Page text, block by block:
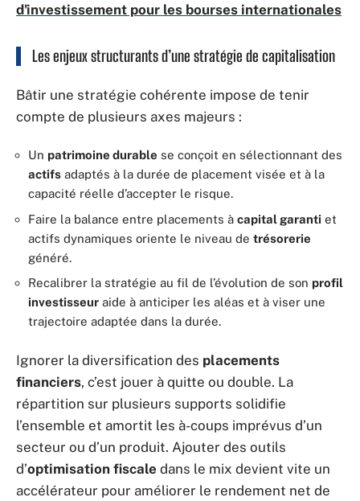
d'investissement pour les bourses internationales
Les enjeux structurants d’une stratégie de capitalisation
Bâtir une stratégie cohérente impose de tenir
compte de plusieurs axes majeurs :
Un patrimoine durable se conçoit en sélectionnant des
actifs adaptés à la durée de placement visée et à la
capacité réelle d’accepter le risque.
Faire la balance entre placements à capital garanti et
actifs dynamiques oriente le niveau de trésorerie
généré.
Recalibrer la stratégie au fil de l’évolution de son profil
investisseur aide à anticiper les aléas et à viser une
trajectoire adaptée dans la durée.
Ignorer la diversification des placements
financiers, c’est jouer à quitte ou double. La
répartition sur plusieurs supports solidifie
l’ensemble et amortit les à-coups imprévus d’un
secteur ou d’un produit. Ajouter des outils
d’optimisation fiscale dans le mix devient vite un
accélérateur pour améliorer le rendement net de